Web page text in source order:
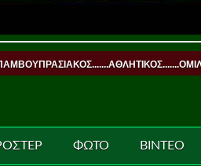
ΦΩΤΟ ΒΙΝΤΕΟ